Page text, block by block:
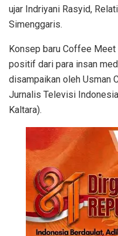
ujar Indriyani Rasyid,
Simenggaris.
Konsep baru Coffee
positif dari para insan
disampaikan oleh Usman
Jurnalis Televisi
Kaltara).